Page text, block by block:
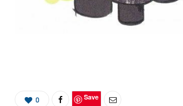
0 Save